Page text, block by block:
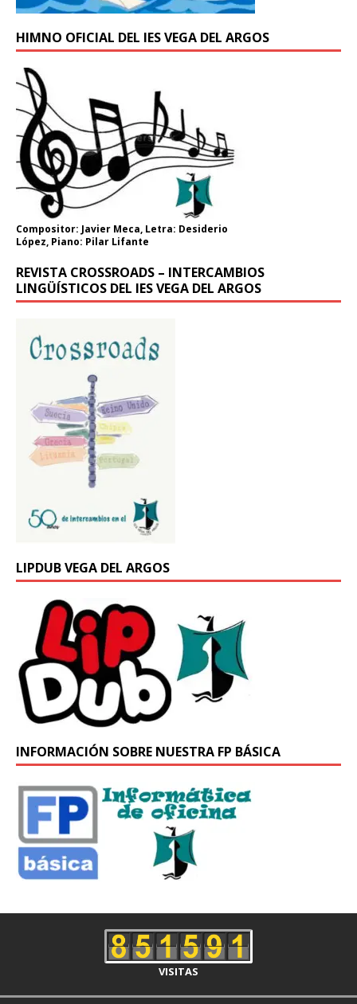
HIMNO OFICIAL DEL IES VEGA DEL ARGOS
Compositor: Javier Meca, Letra: Desiderio
López, Piano: Pilar Lifante
REVISTA CROSSROADS – INTERCAMBIOS
LINGÜÍSTICOS DEL IES VEGA DEL ARGOS
LIPDUB VEGA DEL ARGOS
INFORMACIÓN SOBRE NUESTRA FP BÁSICA
VISITAS